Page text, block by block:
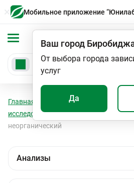
Мобильное приложение
Ваш город
От выбора города
услуг
Да
Главная Анализы
исследования
Макро- и
неорганический